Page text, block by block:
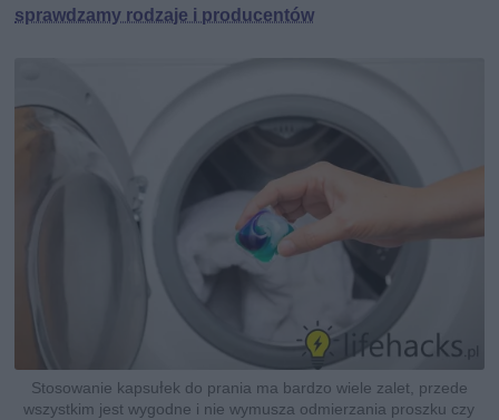
sprawdzamy rodzaje i producentów
Stosowanie kapsułek do prania ma bardzo wiele zalet, przede
wszystkim jest wygodne i nie wymusza odmierzania proszku czy